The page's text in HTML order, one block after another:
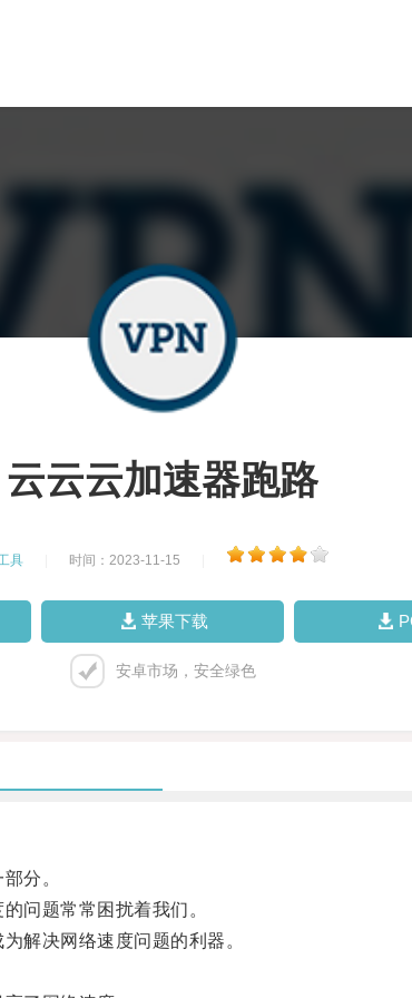
云云云加速器跑路
具 时间：2023-11-15
苹果下载
安卓市场，安全绿色
分。
问题常常困扰着我们。
解决网络速度问题的利器。